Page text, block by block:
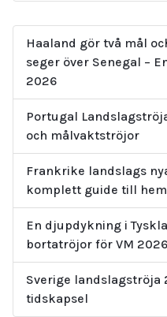
Haaland gör två mål
seger över Senegal –
2026
Portugal
och målvaktströjor
Frankrike landslags
komplett guide till
En djupdykning i
bortatröjor för VM 2026
Sverige landslagströja
tidskapsel